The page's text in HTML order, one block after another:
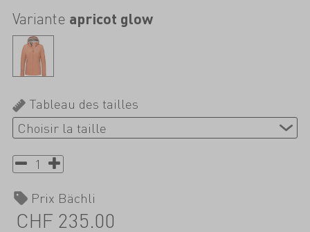
Variante apricot glow
Tableau des tailles
Prix Bächli
CHF 235.00